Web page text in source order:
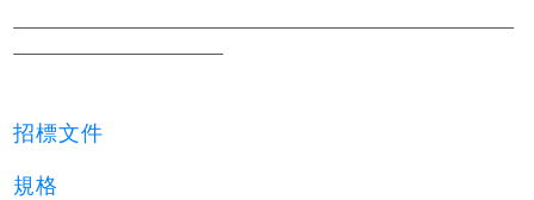
招標文件
規格